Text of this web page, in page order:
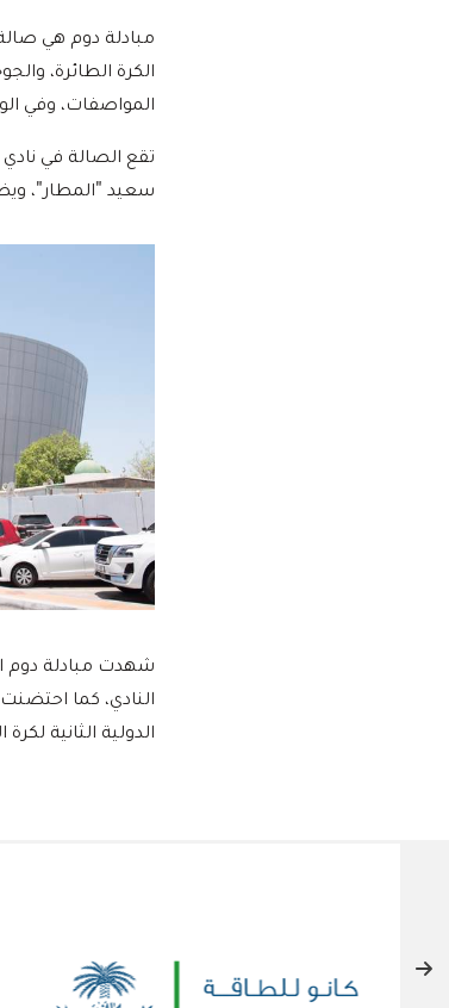
مبادلة دوم هي
المواصفات، وفي
تقع الصالة في
سعيد "المطار"،
شهدت مبادلة دوم
الدولية الثانية لكرة اليد في 2014، وبطولة خليجي 25